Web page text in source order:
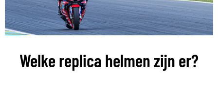
Welke replica helmen zijn er?